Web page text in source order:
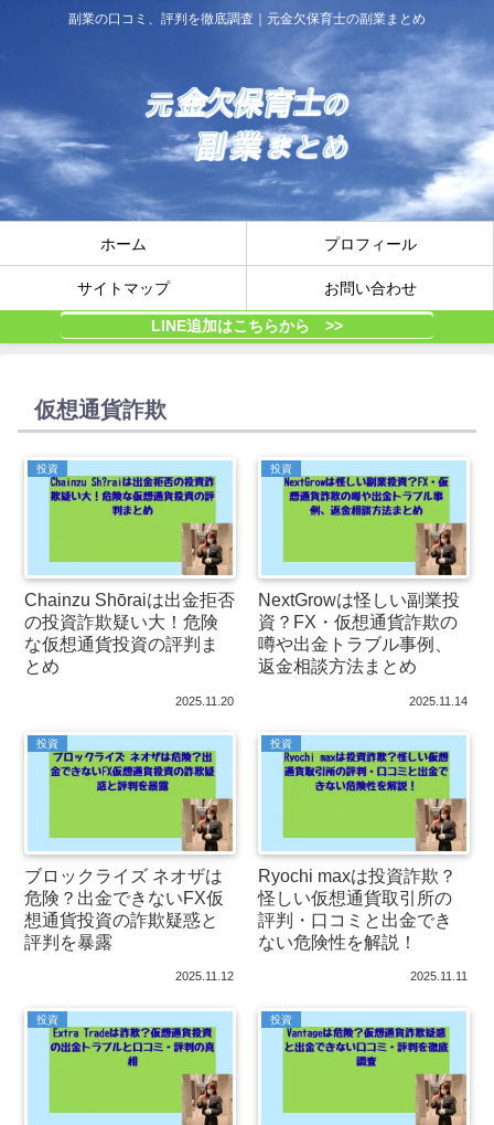
副業の口コミ、評判を徹底調査｜元金欠保育士の副業まとめ
ホーム プロフィール
サイトマップ お問い合わせ
LINE追加はこちらから >>
仮想通貨詐欺
投資
Chainzu Shōraiは出金拒否
の投資詐欺疑い大！危険
な仮想通貨投資の評判ま
とめ
2025.11.20
投資
NextGrowは怪しい副業投
資？FX・仮想通貨詐欺の
噂や出金トラブル事例、
返金相談方法まとめ
2025.11.14
投資
ブロックライズ ネオザは
危険？出金できないFX仮
想通貨投資の詐欺疑惑と
評判を暴露
2025.11.12
投資
Ryochi maxは投資詐欺？
怪しい仮想通貨取引所の
評判・口コミと出金でき
ない危険性を解説！
2025.11.11
投資 投資